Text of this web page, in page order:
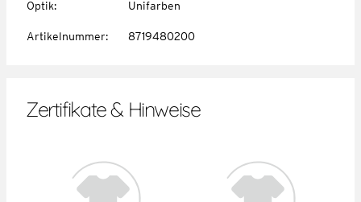
Optik: Unifarben
Artikelnummer: 8719480200
Zertifikate & Hinweise